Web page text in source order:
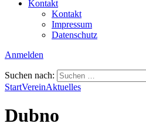
Kontakt
Kontakt
Impressum
Datenschutz
Anmelden
Suchen nach:
StartVereinAktuelles
Dubno